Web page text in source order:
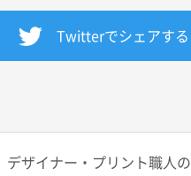
Twitterでシェアする
デザイナー・プリント職人